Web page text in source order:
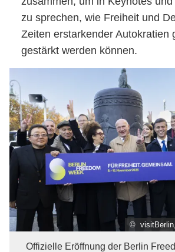
©
Offizielle Eröffnung der Berlin
zu sprechen, wie Freiheit und
Zeiten erstarkender Autokratien
gestärkt werden können.